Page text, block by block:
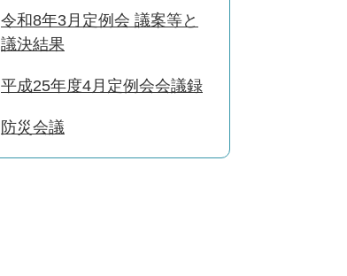
令和8年3月定例会 議案等と
議決結果
平成25年度4月定例会会議録
防災会議